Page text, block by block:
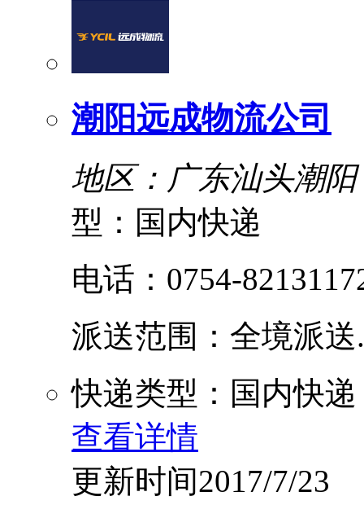
潮阳远成物流公司
地区：广东汕头潮阳
型：国内快递
电话：0754-
派送范围：全境派送
快递类型：国内快递
查看详情
更新时间2017/7/23